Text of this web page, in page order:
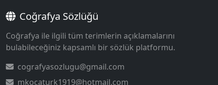
Coğrafya Sözlüğü
Coğrafya ile ilgili tüm terimlerin açıklamalarını
bulabileceğiniz kapsamlı bir sözlük platformu.
cografyasozlugu@gmail.com
mkocaturk1919@hotmail.com